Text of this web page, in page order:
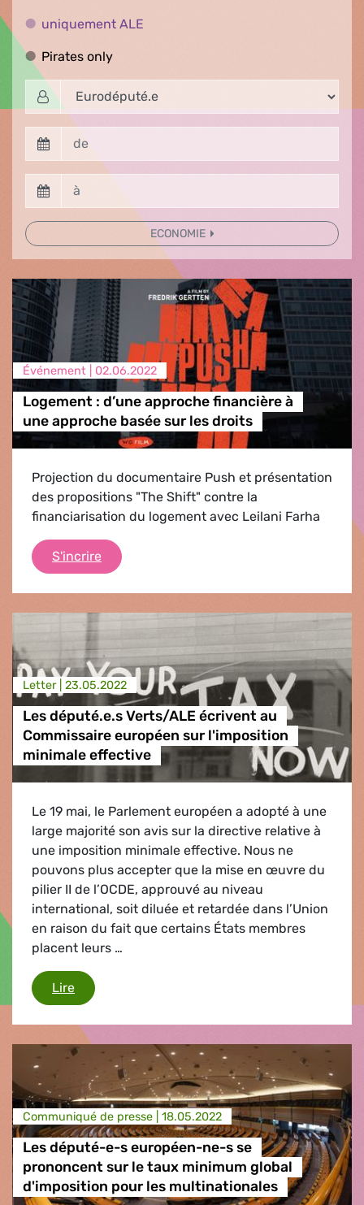
uniquement ALE
Pirates onlyPirates only
ECONOMIE
Événement | 02.06.2022
Logement : d’une approche financière à
une approche basée sur les droits
Projection du documentaire Push et présentation
des propositions "The Shift" contre la
financiarisation du logement avec Leilani Farha
S'incrireLogement : d’une approche financière à
Letter | 23.05.2022
Les député.e.s Verts/ALE écrivent au
Commissaire européen sur l'imposition
minimale effective
Le 19 mai, le Parlement européen a adopté à une
large majorité son avis sur la directive relative à
une imposition minimale effective. Nous ne
pouvons plus accepter que la mise en œuvre du
pilier II de l’OCDE, approuvé au niveau
international, soit diluée et retardée dans l’Union
en raison du fait que certains États membres
placent leurs …
LireLes député.e.s Verts/ALE écrivent au
Communiqué de presse | 18.05.2022
Les député-e-s européen-ne-s se
prononcent sur le taux minimum global
d'imposition pour les multinationales